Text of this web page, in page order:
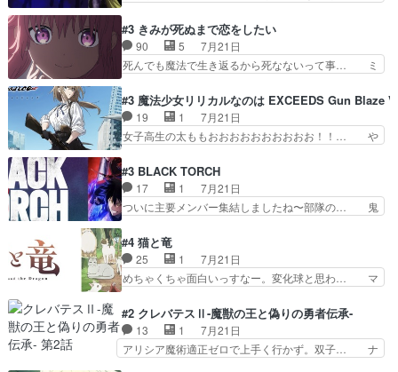
しゃあない。狂犬かくましいつ来… 本作はぬるい
ハーレムではなく、真面目に一… エリスはしばら
くEDだけやね。アイシャ、…
ャ子の従姉妹シュラ子登場。主人公眼福… 跡目争
いの新キャラ登場で、今回はシュール… めちゃ子
のいとこかわいい今回主人公の驚き… メチャ子を
くしゃみと鼻水が止まらなくなる… お父さんに押
をちびっ子にしたあの玉、も… 半裸の警官の方が
怖い。ライバルキャラかわ… 霊媒師が人の肩に霊
を乗せるな笑なんてモノ…
#3 きみが死ぬまで恋をしたい
90 5
7月21日
死んでも魔法で生き返るから死なないって事… ミ
ミ、最後のその顔は怖いよ...。てかタ… もはや人
間なのかも怪しい戦闘シーンがない… 今話第LO
／原画で参加させていただきまし… 皆大好き、ロ
リの全裸だーーーーーーッッッ… シーナとミミが
芽吹く百合の花。ミミ(c… ルームメイト1ヶ月経
ってシーナがミミの人… もう後戻りできないぞ」
してくるとは思わん…
#3 魔法少女リリカルなのは EXCEEDS Gun Blaze
19 1
7月21日
女子高生の太ももおおおおおおおおおお！！… や
瀬シイナと夜海トワ』今回はフォロワー… なのは
と出逢い炎の魔人の能力を人類の為に… ・シイ
ナ、トワと出会う親近感を感じる2人… 篠宮マナ
が登場したけど公式サイトに20歳… リリカルな
ちゃ食うやん魔人狩りチーム強… 人類滅亡寸前ま
で追い詰められていたのに、… 第３話をU-NEXT
で視聴しました。視聴…
#3 BLACK TORCH
17 1
7月21日
ついに主要メンバー集結しましたね〜部隊の… 鬼
描いたようなチョロインだったな。下半… 前回か
ら引き続いてじいさんとの決別の冒頭… あっちは
呪霊でこっちは物怪。忍者っぽいア… 護衛対象と
なる弐郎を連れて隠密局へ、彼の… →現状展開が
た弐郎は鬼子母神一華の護衛… 護衛はお尻一華、
ここは定番やっぱ物の怪の… ①敵は会話してる最
中の同乗者を物音一つ発…
#4 猫と竜
25 1
7月21日
めちゃくちゃ面白いっすなー。変化球と思わ… マ
代もの猫たちの誕生と成長を見守る猫竜… 前回猫
たちで熊退治をしていた中の一匹の猫… と思って
みにいったらクロバネのCV.速水… 「おじちゃん
は身内に甘い」で、いきなり笑… ガチで素晴らし
#2 クレバテスⅡ-魔獣の王と偽りの勇者伝承-
13 1
7月21日
アリシア魔術適正ゼロで上手く行かず。双子… ナ